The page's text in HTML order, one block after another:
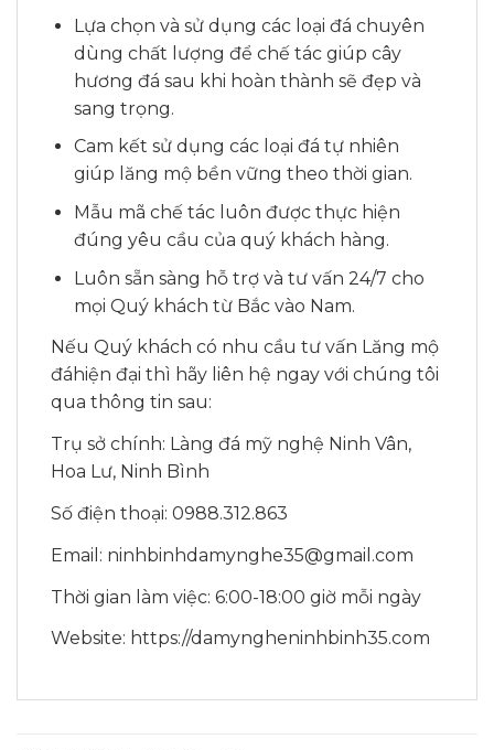
Lựa chọn và sử dụng các loại đá chuyên
dùng chất lượng để chế tác giúp cây
hương đá sau khi hoàn thành sẽ đẹp và
sang trọng.
Cam kết sử dụng các loại đá tự nhiên
giúp lăng mộ bền vững theo thời gian.
Mẫu mã chế tác luôn được thực hiện
đúng yêu cầu của quý khách hàng.
Luôn sẵn sàng hỗ trợ và tư vấn 24/7 cho
mọi Quý khách từ Bắc vào Nam.
Nếu Quý khách có nhu cầu tư vấn Lăng mộ
đáhiện đại thì hãy liên hệ ngay với chúng tôi
qua thông tin sau:
Trụ sở chính: Làng đá mỹ nghệ Ninh Vân,
Hoa Lư, Ninh Bình
Số điện thoại: 0988.312.863
Email: ninhbinhdamynghe35@gmail.com
Thời gian làm việc: 6:00-18:00 giờ mỗi ngày
Website: https://damyngheninhbinh35.com